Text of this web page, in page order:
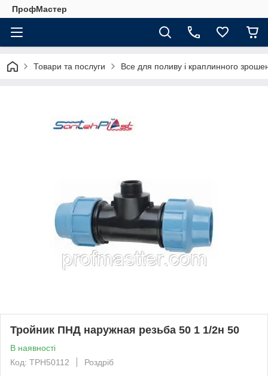
ПрофМастер
Товари та послуги Все для поливу і краплинного
Тройник ПНД наружная резьба 50 1 1/2н 50
В наявності
Код: ТРН50112
Роздріб